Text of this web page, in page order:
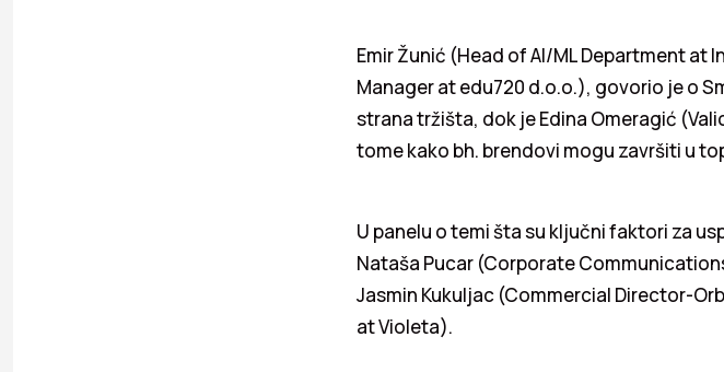
Emir Žunić (Head of AI/ML Department at
Manager at edu720 d.o.o.), govorio je o
strana tržišta, dok je Edina Omeragić
tome kako bh. brendovi mogu završiti u
U panelu o temi šta su ključni faktori za
Nataša Pucar (Corporate
Jasmin Kukuljac (Commercial Director-
at Violeta).